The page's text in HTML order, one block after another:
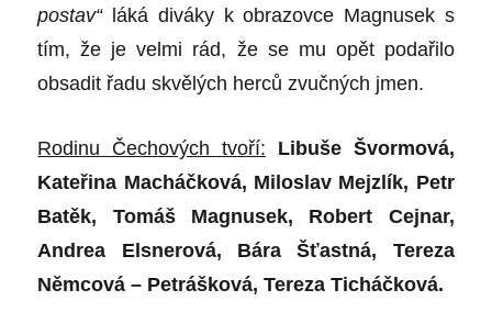
postav“ láká diváky k obrazovce Magnusek s
tím, že je velmi rád, že se mu opět podařilo
obsadit řadu skvělých herců zvučných jmen.
Rodinu Čechových tvoří:
Libuše Švormová,
Kateřina Macháčková, Miloslav Mejzlík, Petr
Batěk, Tomáš Magnusek, Robert Cejnar,
Andrea Elsnerová, Bára Šťastná, Tereza
Němcová – Petrášková, Tereza Ticháčková.